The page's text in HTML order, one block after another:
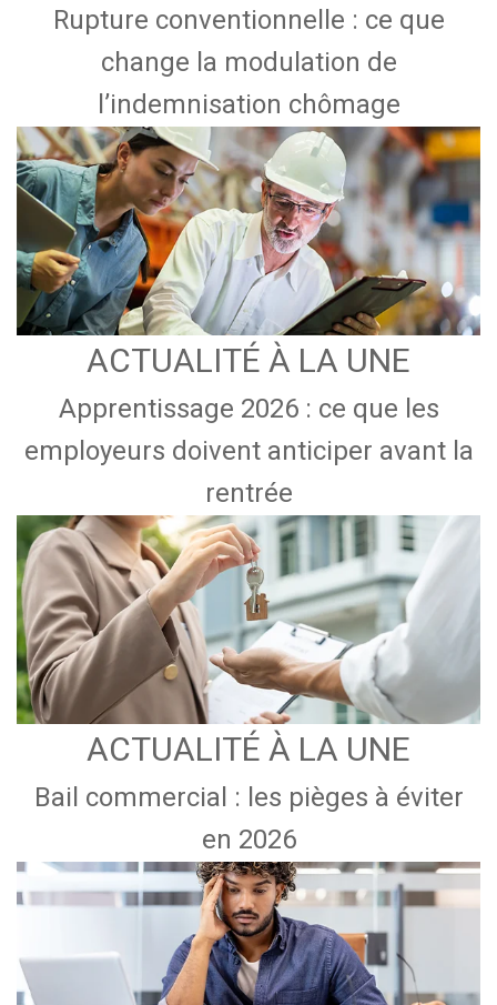
Rupture conventionnelle : ce que
change la modulation de
l’indemnisation chômage
ACTUALITÉ À LA UNE
Apprentissage 2026 : ce que les
employeurs doivent anticiper avant la
rentrée
ACTUALITÉ À LA UNE
Bail commercial : les pièges à éviter
en 2026